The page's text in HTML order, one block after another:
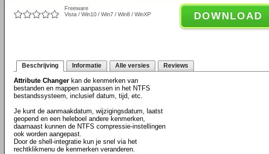
Freeware
Vista / Win10 / Win7 / Win8 / WinXP
DOWNLOAD
Beschrijving Informatie Alle versies Reviews
Attribute Changer kan de kenmerken van
bestanden en mappen aanpassen in het NTFS
bestandssysteem, inclusief datum, tijd, etc.
Je kunt de aanmaakdatum, wijzigingsdatum, laatst
geopend en een heleboel andere kenmerken,
daarnaast kunnen de NTFS compressie-instellingen
ook worden aangepast.
Door de shell-integratie kun je snel via het
rechtklikmenu de kenmerken veranderen.